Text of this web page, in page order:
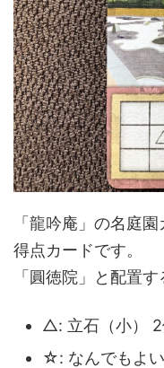
「龍吟庵」の名庭
得点カードです。
「圓徳院」と配置
△: 立石（小） 2
☆: なんでもよ